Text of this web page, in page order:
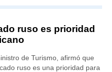
ruso es prioridad
de Turismo, afirmó que
ruso es una prioridad para